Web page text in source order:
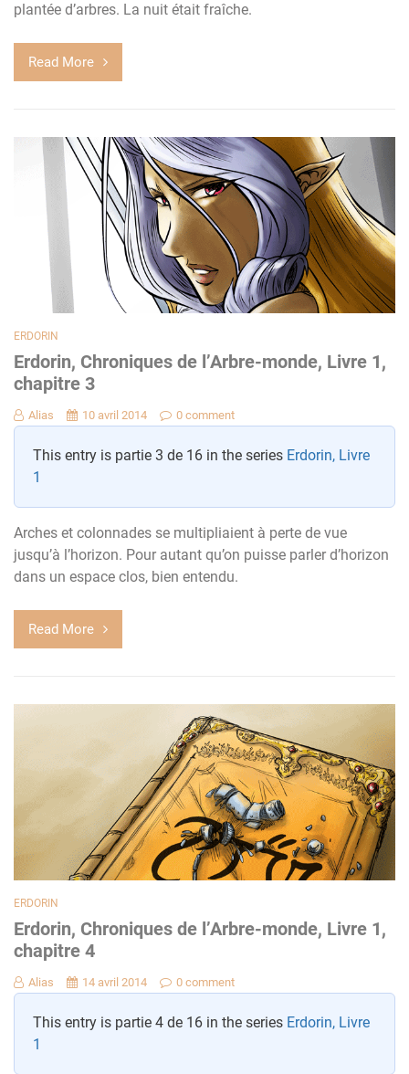
plantée d’arbres. La nuit était fraîche.
Read More
ERDORIN
Erdorin, Chroniques de l’Arbre-monde, Livre 1,
chapitre 3
Alias 10 avril 2014 0 comment
This entry is partie 3 de 16 in the series Erdorin, Livre
1
Arches et colonnades se multipliaient à perte de vue
jusqu’à l’horizon. Pour autant qu’on puisse parler d’horizon
dans un espace clos, bien entendu.
Read More
ERDORIN
Erdorin, Chroniques de l’Arbre-monde, Livre 1,
chapitre 4
Alias 14 avril 2014 0 comment
This entry is partie 4 de 16 in the series Erdorin, Livre
1